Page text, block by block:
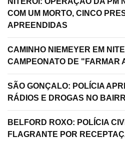
COM UM MORTO, CINCO
APREENDIDAS
CAMINHO NIEMEYER EM
CAMPEONATO DE "FARMAR
SÃO GONÇALO: POLÍCIA
RÁDIOS E DROGAS NO
BELFORD ROXO: POLÍCIA
FLAGRANTE POR